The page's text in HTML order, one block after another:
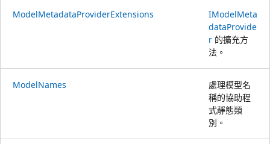
ModelMetadataProviderExtensions
IModelMeta
dataProvide
r 的擴充方
法。
ModelNames
處理模型名
稱的協助程
式靜態類
別。